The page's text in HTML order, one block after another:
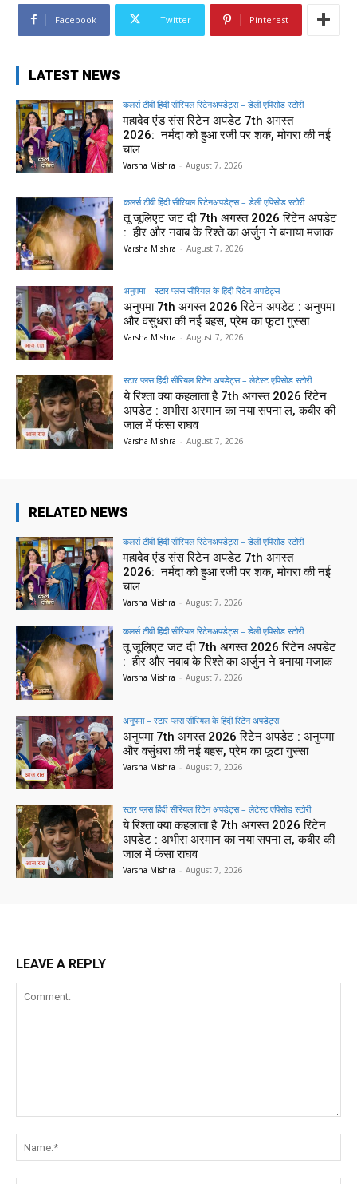
Facebook Twitter Pinterest
LATEST NEWS
कलर्स टीवी हिंदी सीरियल रिटेनअपडेट्स – डेली एपिसोड स्टोरी
महादेव एंड संस रिटेन अपडेट 7th अगस्त
2026: नर्मदा को हुआ रजी पर शक, मोगरा की नई
चाल
Varsha Mishra - August 7, 2026
कलर्स टीवी हिंदी सीरियल रिटेनअपडेट्स – डेली एपिसोड स्टोरी
तू जूलिएट जट दी 7th अगस्त 2026 रिटेन अपडेट
: हीर और नवाब के रिश्ते का अर्जुन ने बनाया मजाक
Varsha Mishra - August 7, 2026
अनुपमा – स्टार प्लस सीरियल के हिंदी रिटेन अपडेट्स
अनुपमा 7th अगस्त 2026 रिटेन अपडेट : अनुपमा
और वसुंधरा की नई बहस, प्रेम का फूटा गुस्सा
Varsha Mishra - August 7, 2026
स्टार प्लस हिंदी सीरियल रिटेन अपडेट्स – लेटेस्ट एपिसोड स्टोरी
ये रिश्ता क्या कहलाता है 7th अगस्त 2026 रिटेन
अपडेट : अभीरा अरमान का नया सपना ल, कबीर की
जाल में फंसा राघव
Varsha Mishra - August 7, 2026
RELATED NEWS
कलर्स टीवी हिंदी सीरियल रिटेनअपडेट्स – डेली एपिसोड स्टोरी
महादेव एंड संस रिटेन अपडेट 7th अगस्त
2026: नर्मदा को हुआ रजी पर शक, मोगरा की नई
चाल
Varsha Mishra - August 7, 2026
कलर्स टीवी हिंदी सीरियल रिटेनअपडेट्स – डेली एपिसोड स्टोरी
तू जूलिएट जट दी 7th अगस्त 2026 रिटेन अपडेट
: हीर और नवाब के रिश्ते का अर्जुन ने बनाया मजाक
Varsha Mishra - August 7, 2026
अनुपमा – स्टार प्लस सीरियल के हिंदी रिटेन अपडेट्स
अनुपमा 7th अगस्त 2026 रिटेन अपडेट : अनुपमा
और वसुंधरा की नई बहस, प्रेम का फूटा गुस्सा
Varsha Mishra - August 7, 2026
स्टार प्लस हिंदी सीरियल रिटेन अपडेट्स – लेटेस्ट एपिसोड स्टोरी
ये रिश्ता क्या कहलाता है 7th अगस्त 2026 रिटेन
अपडेट : अभीरा अरमान का नया सपना ल, कबीर की
जाल में फंसा राघव
Varsha Mishra - August 7, 2026
LEAVE A REPLY